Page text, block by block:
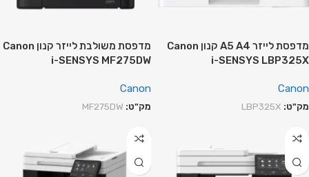
מדפסת לייזר A5 A4 קנון Canon
i-SENSYS LBP325X
Canon
מק"ט: LBP325X
מדפסת משולבת לייזר קנון Canon
i-SENSYS MF275DW
Canon
מק"ט: MF275DW